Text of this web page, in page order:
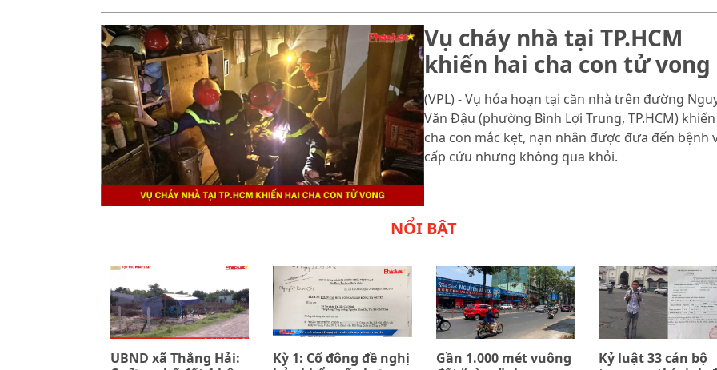
Vụ cháy nhà tại TP.HCM
khiến hai cha con tử vong
(VPL) - Vụ hỏa hoạn tại căn nhà trên đường
Văn Đậu (phường Bình Lợi Trung, TP.HCM)
cha con mắc kẹt, nạn nhân được đưa đến bệnh
cấp cứu nhưng không qua khỏi.
NỔI BẬT
UBND xã Thắng Hải:
Kỳ 1: Cổ đông đề nghị
Gần 1.000 mét vuông
Kỷ luật 33 cán bộ